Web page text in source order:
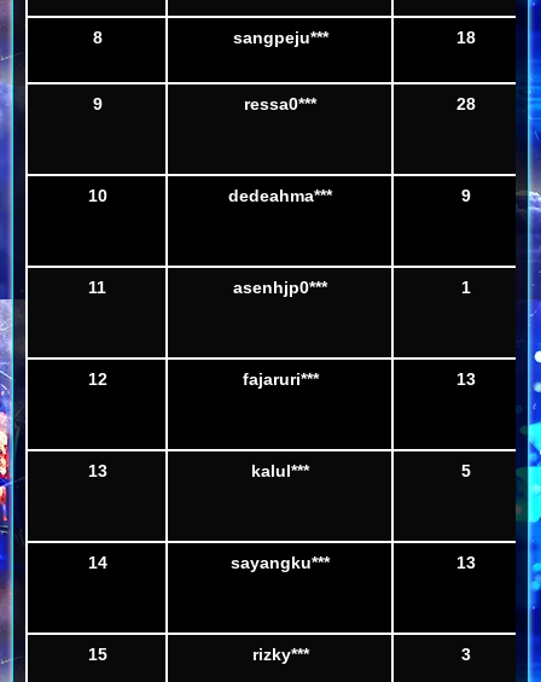
8 sangpeju*** 18
9 ressa0*** 28
10 dedeahma*** 9
11 asenhjp0*** 1
12 fajaruri*** 13
13 kalul*** 5
14 sayangku*** 13
15 rizky*** 3